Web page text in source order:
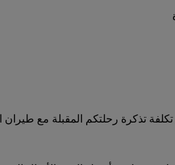
تذكرة رحلتكم المقبلة مع طيران